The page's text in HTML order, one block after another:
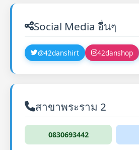
Social Media อื่นๆ
@42danshirt 42danshop
สาขาพระราม 2
0830693442